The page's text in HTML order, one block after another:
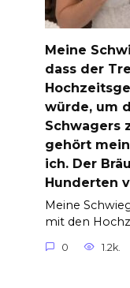
Meine
dass der
würde, um
Schwagers
gehört
ich. Der
Hunderten
Meine
mit den
0 1.2k.